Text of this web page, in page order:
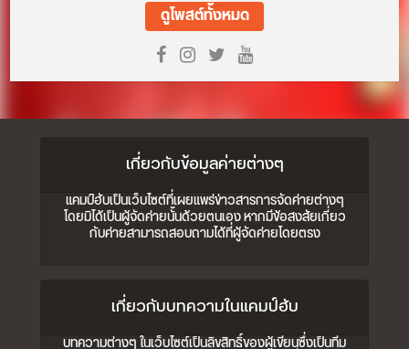
ดูโพสต์ทั้งหมด
เกี่ยวกับข้อมูลค่ายต่างๆ
แคมป์ฮับเป็นเว็บไซต์ที่เผยแพร่ข่าวสารการจัดค่ายต่างๆ
โดยมิได้เป็นผู้จัดค่ายนั้นด้วยตนเอง หากมีข้อสงสัยเกี่ยว
กับค่ายสามารถสอบถามได้ที่ผู้จัดค่ายโดยตรง
เกี่ยวกับบทความในแคมป์ฮับ
บทความต่างๆ ในเว็บไซต์เป็นลิขสิทธิ์ของผู้เขียนซึ่งเป็นทีม